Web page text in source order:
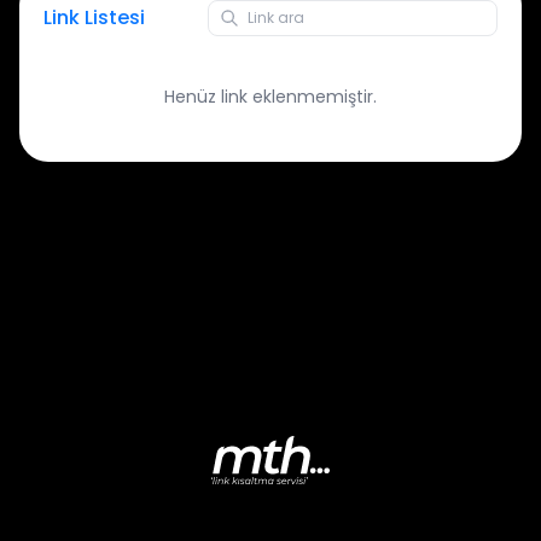
Link Listesi
Henüz link eklenmemiştir.